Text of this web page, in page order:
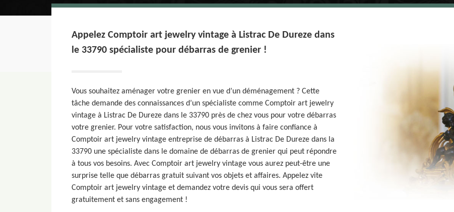
Appelez Comptoir art jewelry vintage à Listrac De Dureze dans
le 33790 spécialiste pour débarras de grenier !
Vous souhaitez aménager votre grenier en vue d’un déménagement ? Cette
tâche demande des connaissances d’un spécialiste comme Comptoir art jewelry
vintage à Listrac De Dureze dans le 33790 près de chez vous pour votre débarras
votre grenier. Pour votre satisfaction, nous vous invitons à faire confiance à
Comptoir art jewelry vintage entreprise de débarras à Listrac De Dureze dans la
33790 une spécialiste dans le domaine de débarras de grenier qui peut répondre
à tous vos besoins. Avec Comptoir art jewelry vintage vous aurez peut-être une
surprise telle que débarras gratuit suivant vos objets et affaires. Appelez vite
Comptoir art jewelry vintage et demandez votre devis qui vous sera offert
gratuitement et sans engagement !